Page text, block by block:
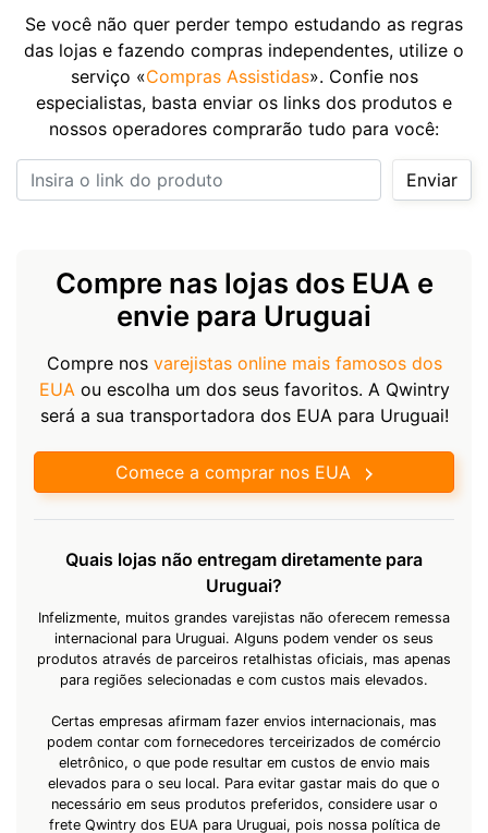
Se você não quer perder tempo estudando as regras
das lojas e fazendo compras independentes, utilize o
serviço «Compras Assistidas». Confie nos
especialistas, basta enviar os links dos produtos e
nossos operadores comprarão tudo para você:
Insira o link do produto
Enviar
Compre nas lojas dos EUA e
envie para Uruguai
Compre nos varejistas online mais famosos dos
EUAou escolha um dos seus favoritos. A Qwintry
será a sua transportadora dos EUA para Uruguai!
Comece a comprar nos EUA
Quais lojas não entregam diretamente para
Uruguai?
Infelizmente, muitos grandes varejistas não oferecem remessa
internacional para Uruguai. Alguns podem vender os seus
produtos através de parceiros retalhistas oficiais, mas apenas
para regiões selecionadas e com custos mais elevados.
Certas empresas afirmam fazer envios internacionais, mas
podem contar com fornecedores terceirizados de comércio
eletrônico, o que pode resultar em custos de envio mais
elevados para o seu local. Para evitar gastar mais do que o
necessário em seus produtos preferidos, considere usar o
frete Qwintry dos EUA para Uruguai, pois nossa política de